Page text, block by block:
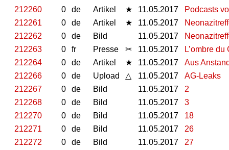
212260
0 de Artikel ★ 11.05.2017
Podcasts
212261
0 de Artikel ★ 11.05.2017
212262
0 de Bild 11.05.2017
212263
0 fr Presse ✂ 11.05.2017
L’ombre
212264
0 de Artikel ★ 11.05.2017
Aus
212266
0 de Upload △ 11.05.2017
AG-Leaks
212267
0 de Bild 11.05.2017
2
212268
0 de Bild 11.05.2017
3
212270
0 de Bild 11.05.2017
18
212271
0 de Bild 11.05.2017
26
212272
0 de Bild 11.05.2017
27